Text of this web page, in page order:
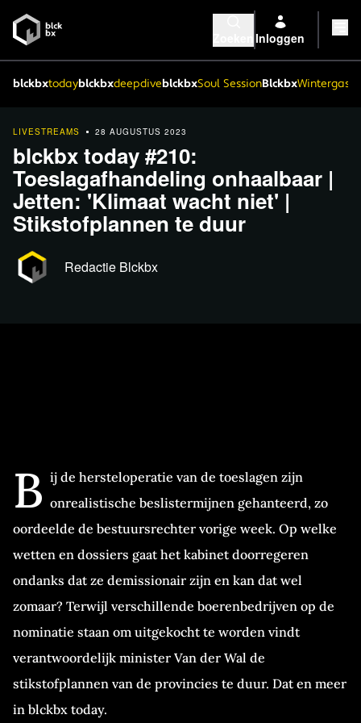
Inloggen
blckbxtodayblckbxdeepdiveblckbxSoul SessionBlckbx
LIVESTREAMS 28 AUGUSTUS 2023
blckbx today #210:
Toeslagafhandeling onhaalbaar |
Jetten: 'Klimaat wacht niet' |
Stikstofplannen te duur
Redactie Blckbx
B ij de hersteloperatie van de toeslagen zijn
onrealistische beslistermijnen gehanteerd, zo
oordeelde de bestuursrechter vorige week. Op welke
wetten en dossiers gaat het kabinet doorregeren
ondanks dat ze demissionair zijn en kan dat wel
zomaar? Terwijl verschillende boerenbedrijven op de
nominatie staan om uitgekocht te worden vindt
verantwoordelijk minister Van der Wal de
stikstofplannen van de provincies te duur. Dat en meer
in blckbx today.